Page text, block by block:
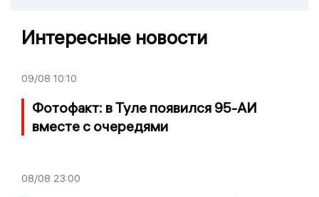
Интересные новости
09/08 10:10
Фотофакт: в Туле появился 95-АИ
вместе с очередями
08/08 23:00